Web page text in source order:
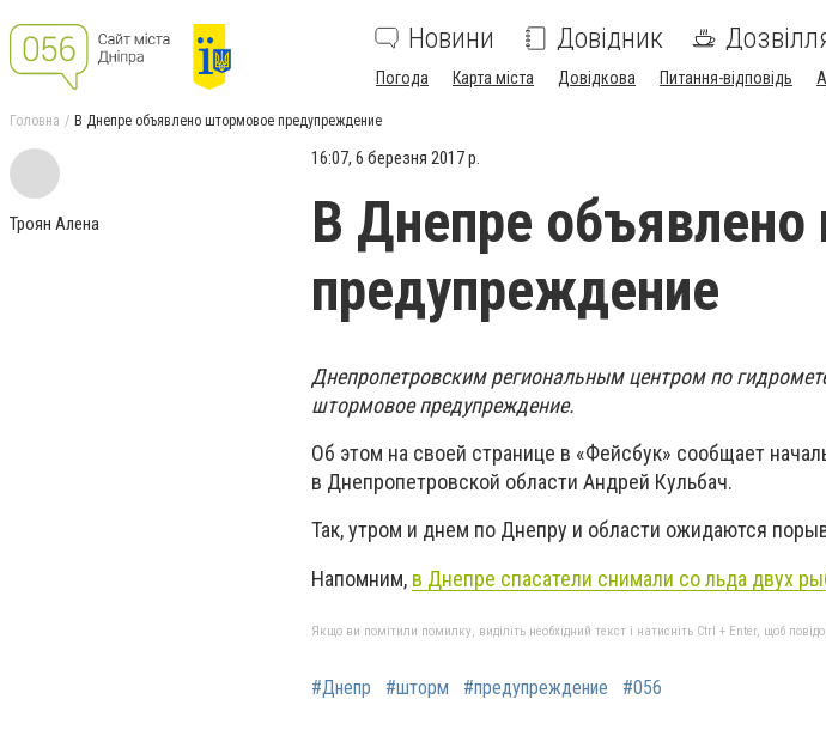
Новини Довідник
Погода Карта міста Довідкова Питання-відповідь
Головна В Днепре объявлено штормовое предупреждение
Троян Алена
16:07, 6 березня 2017 р.
В Днепре
предупреждение
Днепропетровским региональным центром по
штормовое предупреждение.
Об этом на своей странице в «Фейсбук» сообщает
в Днепропетровской области Андрей Кульбач.
Так, утром и днем по Днепру и области ожидаются
Напомним, в Днепре спасатели снимали со льда двух
Якщо ви помітили помилку, виділіть необхідний текст і натисніть Ctrl + Enter, щоб
#Днепр #шторм #предупреждение #056